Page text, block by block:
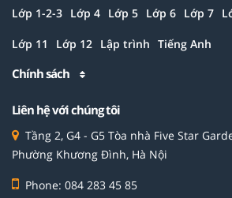
Lớp 1-2-3 Lớp 4 Lớp 5 Lớp 6 Lớp 7
Lớp 11 Lớp 12 Lập trình Tiếng Anh
Chính sách
Liên hệ với chúng tôi
Tầng 2, G4 - G5 Tòa nhà Five Star
Phường Khương Đình, Hà Nội
Phone: 084 283 45 85